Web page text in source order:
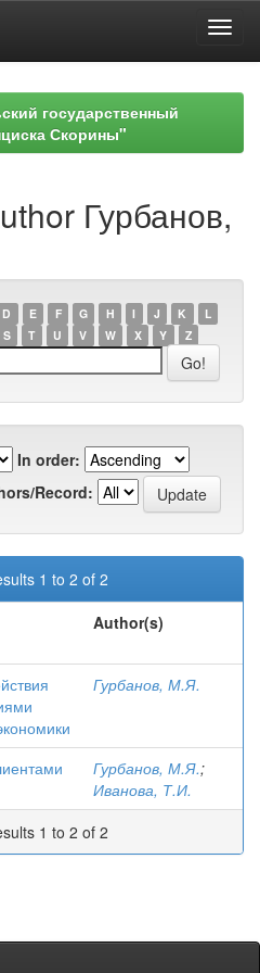
государственный
Скорины"
Гурбанов,
D E F G H I J K
L
S T U V W X Y Z
In order:
Record:
1 to 2 of 2
Author(s)
Гурбанов, М.Я.
Гурбанов, М.Я.;
Иванова, Т.И.
1 to 2 of 2